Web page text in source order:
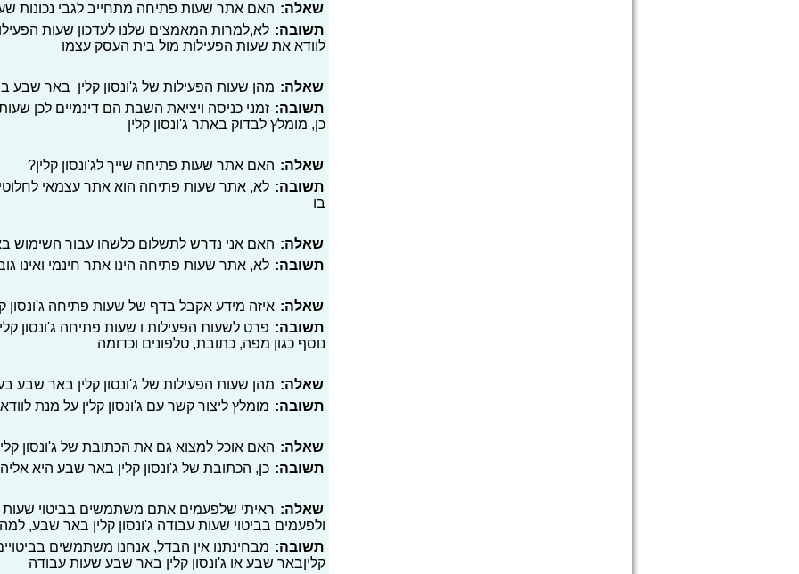
שאלה: האם אתר שעות פתיחה מתחייב לגבי נכונות
תשובה: לא,למרות המאמצים שלנו לעדכון שעות
לוודא את שעות הפעילות מול בית העסק עצמו
שאלה: מהן שעות הפעילות של ג'ונסון קלין באר שבע
תשובה: זמני כניסה ויציאת השבת הם דינמיים לכן
כן, מומלץ לבדוק באתר ג'ונסון קלין
שאלה: האם אתר שעות פתיחה שייך לג'ונסון קלין?
תשובה: לא, אתר שעות פתיחה הוא אתר עצמאי
בו
שאלה: האם אני נדרש לתשלום כלשהו עבור השימוש
תשובה: לא, אתר שעות פתיחה הינו אתר חינמי ואינו
שאלה: איזה מידע אקבל בדף של שעות פתיחה ג'ונסון
תשובה: פרט לשעות הפעילות ו שעות פתיחה ג'ונסון
נוסף כגון מפה, כתובת, טלפונים וכדומה
שאלה: מהן שעות הפעילות של ג'ונסון קלין באר שבע
תשובה: מומלץ ליצור קשר עם ג'ונסון קלין על מנת
שאלה: האם אוכל למצוא גם את הכתובת של ג'ונסון
תשובה: כן, הכתובת של ג'ונסון קלין באר שבע היא אליהו
שאלה: ראיתי שלפעמים אתם משתמשים בביטוי שעות
ולפעמים בביטוי שעות עבודה ג'ונסון קלין באר שבע,
תשובה: מבחינתנו אין הבדל, אנחנו משתמשים
קליןבאר שבע או ג'ונסון קלין באר שבע שעות עבודה